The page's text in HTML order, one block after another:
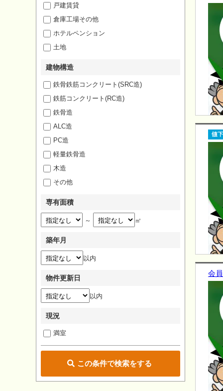
会
戸建賃貸
倉庫工場その他
ホテルペンション
土地
建物構造
鉄骨鉄筋コンクリート(SRC造)
鉄筋コンクリート(RC造)
鉄骨造
ALC造
PC造
軽量鉄骨造
木造
その他
専有面積
～ ㎡
築年月
以内
物件更新日
以内
現況
満室
この条件で検索をする